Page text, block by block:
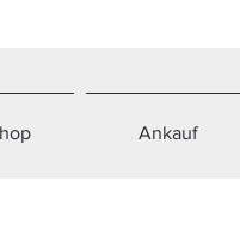
Ankauf